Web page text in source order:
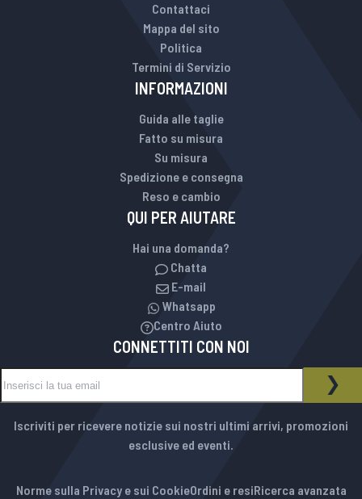
Contattaci
Mappa del sito
Politica
Termini di Servizio
INFORMAZIONI
Guida alle taglie
Fatto su misura
Su misura
Spedizione e consegna
Reso e cambio
QUI PER AIUTARE
Hai una domanda?
Chatta
E-mail
Whatsapp
Centro Aiuto
CONNETTITI CON NOI
NEWSLETTER
Iscriviti per ricevere notizie sui nostri ultimi arrivi, promozioni
esclusive ed eventi.
Norme sulla Privacy e sui CookieOrdini e resiRicerca avanzata